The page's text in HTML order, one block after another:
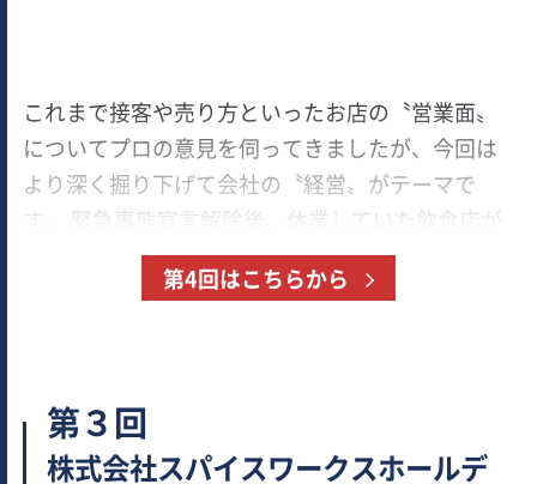
これまで接客や売り方といったお店の〝営業面〟
についてプロの意見を伺ってきましたが、今回は
より深く掘り下げて会社の〝経営〟がテーマで
す。 緊急事態宣言解除後、休業していた飲食店が
営業を再開しはじめました。とはいえ、利用する
お客様の数は元に戻っているわけではありませ
に適用しようともがいています。 そこで今回は労
務改善を柱にした外食コンサルティングで100社を
超える外食企業を支援している株式会社リーガ
第4回はこちらから
第３回
株式会社スパイスワークスホールデ